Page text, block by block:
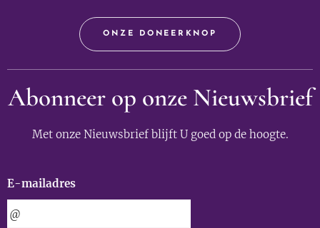
ONZE DONEERKNOP
Abonneer op onze Nieuwsbrief
Met onze Nieuwsbrief blijft U goed op de hoogte.
E-mailadres